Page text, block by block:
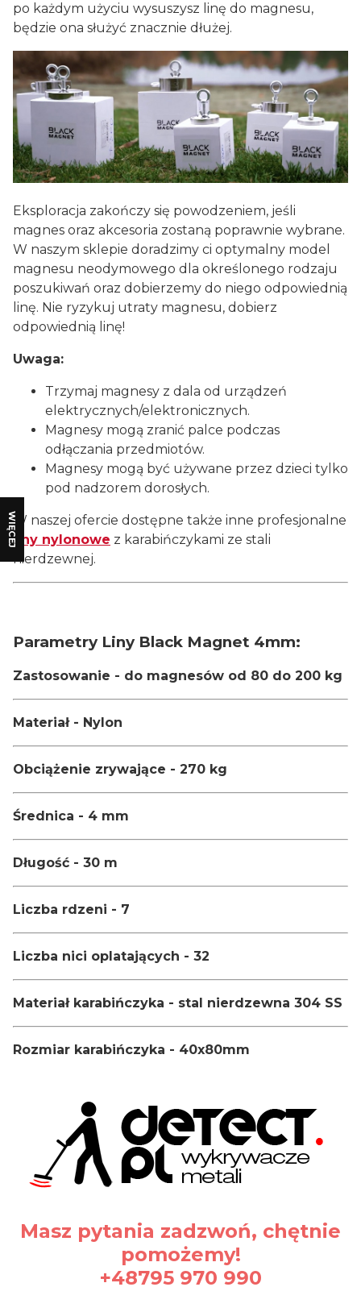
WIĘCEJ
po każdym użyciu wysuszysz linę do magnesu,
będzie ona służyć znacznie dłużej.
Eksploracja zakończy się powodzeniem, jeśli
magnes oraz akcesoria zostaną poprawnie wybrane.
W naszym sklepie doradzimy ci optymalny model
magnesu neodymowego dla określonego rodzaju
poszukiwań oraz dobierzemy do niego odpowiednią
linę. Nie ryzykuj utraty magnesu, dobierz
odpowiednią linę!
Uwaga:
Trzymaj magnesy z dala od urządzeń
elektrycznych/elektronicznych.
Magnesy mogą zranić palce podczas
odłączania przedmiotów.
Magnesy mogą być używane przez dzieci tylko
pod nadzorem dorosłych.
W naszej ofercie dostępne także inne profesjonalne
liny nylonowe z karabińczykami ze stali
nierdzewnej.
Parametry Liny Black Magnet 4mm:
Zastosowanie - do magnesów od 80 do 200 kg
Materiał - Nylon
Obciążenie zrywające - 270 kg
Średnica - 4 mm
Długość - 30 m
Liczba rdzeni - 7
Liczba nici oplatających - 32
Materiał karabińczyka - stal nierdzewna 304 SS
Rozmiar karabińczyka - 40x80mm
Masz pytania zadzwoń, chętnie
pomożemy!
+48795 970 990